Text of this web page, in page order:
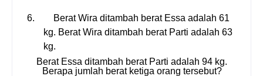
6.
Berat Wira ditambah berat Essa adalah 61
kg. Berat Wira ditambah berat Parti adalah 63
kg.
Berat Essa ditambah berat Parti adalah 94 kg.
Berapa jumlah berat ketiga orang tersebut?